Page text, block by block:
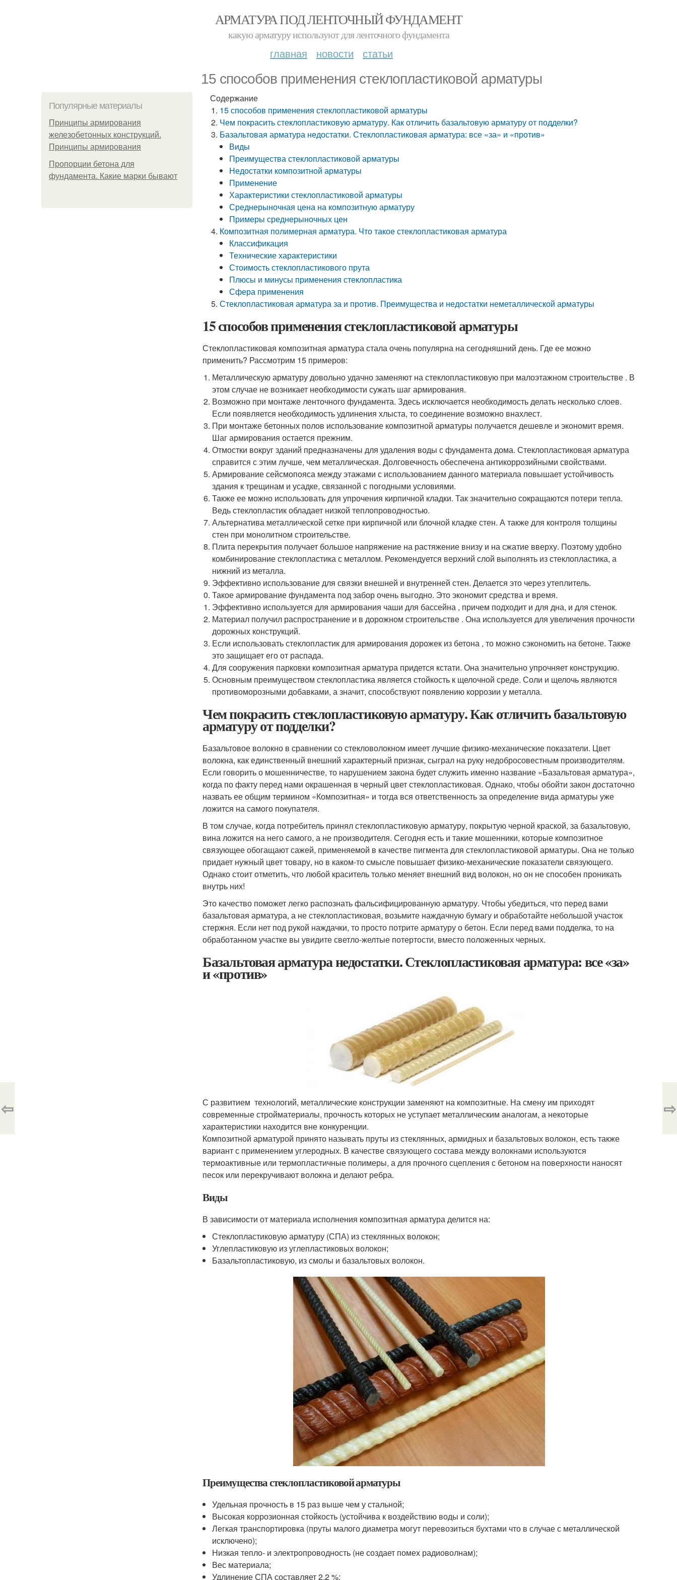
АРМАТУРА ПОД ЛЕНТОЧНЫЙ ФУНДАМЕНТ
какую арматуру используют для ленточного фундамента
главная новости статьи
15 способов применения стеклопластиковой арматуры
Популярные материалы
Принципы армирования
железобетонных конструкций.
Принципы армирования
Пропорции бетона для
фундамента. Какие марки бывают
Содержание
15 способов применения стеклопластиковой арматуры
Чем покрасить стеклопластиковую арматуру. Как отличить базальтовую арматуру от подделки?
Базальтовая арматура недостатки. Стеклопластиковая арматура: все «за» и «против»
Виды
Преимущества стеклопластиковой арматуры
Недостатки композитной арматуры
Применение
Характеристики стеклопластиковой арматуры
Среднерыночная цена на композитную арматуру
Примеры среднерыночных цен
Композитная полимерная арматура. Что такое стеклопластиковая арматура
Классификация
Технические характеристики
Стоимость стеклопластикового прута
Плюсы и минусы применения стеклопластика
Сфера применения
Стеклопластиковая арматура за и против. Преимущества и недостатки неметаллической арматуры
15 способов применения стеклопластиковой арматуры
Стеклопластиковая композитная арматура стала очень популярна на сегодняшний день. Где ее можно
применить? Рассмотрим 15 примеров:
Металлическую арматуру довольно удачно заменяют на стеклопластиковую при малоэтажном строительстве . В
этом случае не возникает необходимости сужать шаг армирования.
Возможно при монтаже ленточного фундамента. Здесь исключается необходимость делать несколько слоев.
Если появляется необходимость удлинения хлыста, то соединение возможно внахлест.
При монтаже бетонных полов использование композитной арматуры получается дешевле и экономит время.
Шаг армирования остается прежним.
Отмостки вокруг зданий предназначены для удаления воды с фундамента дома. Стеклопластиковая арматура
справится с этим лучше, чем металлическая. Долговечность обеспечена антикоррозийными свойствами.
Армирование сейсмопояса между этажами с использованием данного материала повышает устойчивость
здания к трещинам и усадке, связанной с погодными условиями.
Также ее можно использовать для упрочения кирпичной кладки. Так значительно сокращаются потери тепла.
Ведь стеклопластик обладает низкой теплопроводностью.
Альтернатива металлической сетке при кирпичной или блочной кладке стен. А также для контроля толщины
стен при монолитном строительстве.
Плита перекрытия получает большое напряжение на растяжение внизу и на сжатие вверху. Поэтому удобно
комбинирование стеклопластика с металлом. Рекомендуется верхний слой выполнять из стеклопластика, а
нижний из металла.
Эффективно использование для связки внешней и внутренней стен. Делается это через утеплитель.
Такое армирование фундамента под забор очень выгодно. Это экономит средства и время.
Эффективно используется для армирования чаши для бассейна , причем подходит и для дна, и для стенок.
Материал получил распространение и в дорожном строительстве . Она используется для увеличения прочности
дорожных конструкций.
Если использовать стеклопластик для армирования дорожек из бетона , то можно сэкономить на бетоне. Также
это защищает его от распада.
Для сооружения парковки композитная арматура придется кстати. Она значительно упрочняет конструкцию.
Основным преимуществом стеклопластика является стойкость к щелочной среде. Соли и щелочь являются
противоморозными добавками, а значит, способствуют появлению коррозии у металла.
Чем покрасить стеклопластиковую арматуру. Как отличить базальтовую
арматуру от подделки?
Базальтовое волокно в сравнении со стекловолокном имеет лучшие физико-механические показатели. Цвет
волокна, как единственный внешний характерный признак, сыграл на руку недобросовестным производителям.
Если говорить о мошенничестве, то нарушением закона будет служить именно название «Базальтовая арматура»,
когда по факту перед нами окрашенная в черный цвет стеклопластиковая. Однако, чтобы обойти закон достаточно
назвать ее общим термином «Композитная» и тогда вся ответственность за определение вида арматуры уже
ложится на самого покупателя.
В том случае, когда потребитель принял стеклопластиковую арматуру, покрытую черной краской, за базальтовую,
вина ложится на него самого, а не производителя. Сегодня есть и такие мошенники, которые композитное
связующее обогащают сажей, применяемой в качестве пигмента для стеклопластиковой арматуры. Она не только
придает нужный цвет товару, но в каком-то смысле повышает физико-механические показатели связующего.
Однако стоит отметить, что любой краситель только меняет внешний вид волокон, но он не способен проникать
внутрь них!
Это качество поможет легко распознать фальсифицированную арматуру. Чтобы убедиться, что перед вами
базальтовая арматура, а не стеклопластиковая, возьмите наждачную бумагу и обработайте небольшой участок
стержня. Если нет под рукой наждачки, то просто потрите арматуру о бетон. Если перед вами подделка, то на
обработанном участке вы увидите светло-желтые потертости, вместо положенных черных.
Базальтовая арматура недостатки. Стеклопластиковая арматура: все «за»
и «против»
С развитием технологий, металлические конструкции заменяют на композитные. На смену им приходят
современные стройматериалы, прочность которых не уступает металлическим аналогам, а некоторые
характеристики находится вне конкуренции.
Композитной арматурой принято называть пруты из стеклянных, армидных и базальтовых волокон, есть также
вариант с применением углеродных. В качестве связующего состава между волокнами используются
термоактивные или термопластичные полимеры, а для прочного сцепления с бетоном на поверхности наносят
песок или перекручивают волокна и делают ребра.
Виды
В зависимости от материала исполнения композитная арматура делится на:
Стеклопластиковую арматуру (СПА) из стеклянных волокон;
Углепластиковую из углепластиковых волокон;
Базальтопластиковую, из смолы и базальтовых волокон.
Преимущества стеклопластиковой арматуры
Удельная прочность в 15 раз выше чем у стальной;
Высокая коррозионная стойкость (устойчива к воздействию воды и соли);
Легкая транспортировка (пруты малого диаметра могут перевозиться бухтами что в случае с металлической
исключено);
Низкая тепло- и электропроводность (не создает помех радиоволнам);
Вес материала;
Удлинение СПА составляет 2.2 %;
⇦ ⇨